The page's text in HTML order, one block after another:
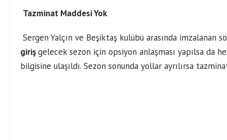
Tazminat Maddesi Yok
Sergen Yalçın ve Beşiktaş kulübü arasında imzalanan
girişgelecek sezon için opsiyon anlaşması yapılsa da
bilgisine ulaşıldı. Sezon sonunda yollar ayrılırsa